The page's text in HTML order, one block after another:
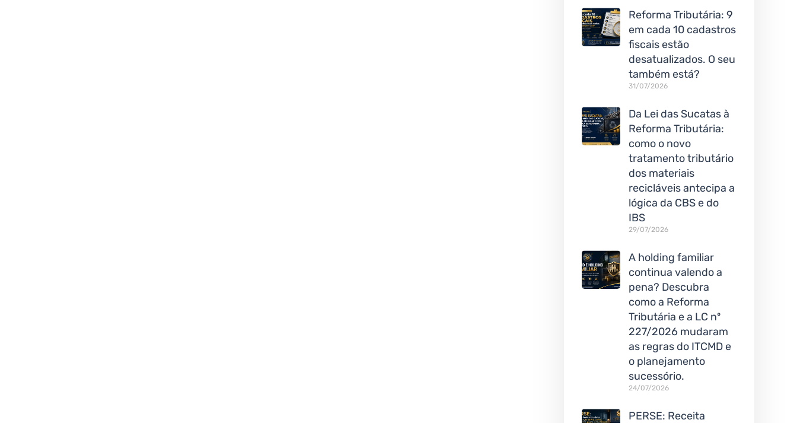
Reforma Tributária: 9
em cada 10 cadastros
fiscais estão
desatualizados. O seu
também está?
31/07/2026
Da Lei das Sucatas à
Reforma Tributária:
como o novo
tratamento tributário
dos materiais
recicláveis antecipa a
lógica da CBS e do
IBS
29/07/2026
A holding familiar
continua valendo a
pena? Descubra
como a Reforma
Tributária e a LC nº
227/2026 mudaram
as regras do ITCMD e
o planejamento
sucessório.
24/07/2026
PERSE: Receita